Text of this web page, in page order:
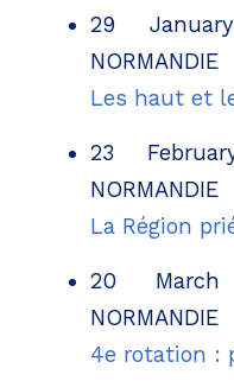
29
NORMANDIE
Les haut et
23
NORMANDIE
La Région
20
NORMANDIE
4e rotation :